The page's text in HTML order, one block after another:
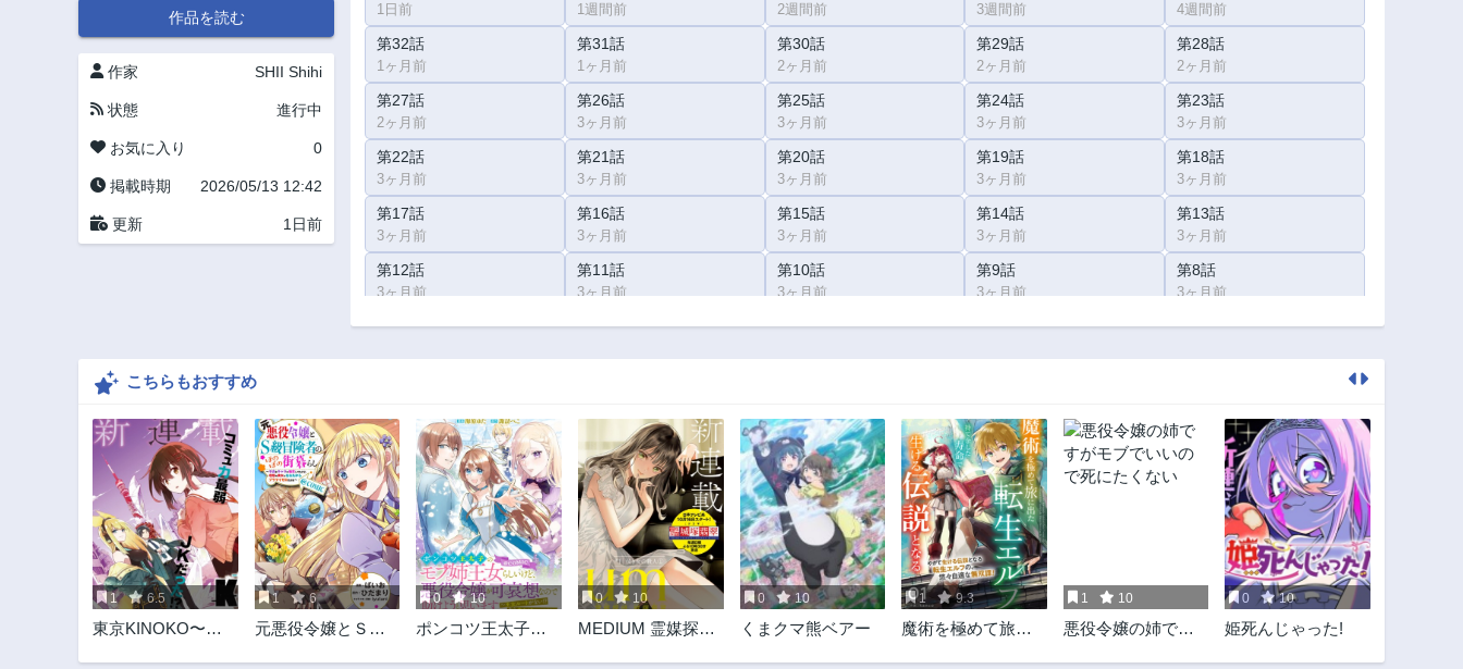
作品を読む
作家 SHII Shihi
状態 進行中
お気に入り 0
掲載時期 2026/05/13 12:42
更新 1日前
1日前 1週間前 2週間前 3週間前 4週間前
第32話
1ヶ月前
第31話
1ヶ月前
第30話
2ヶ月前
第29話
2ヶ月前
第28話
2ヶ月前
第27話
2ヶ月前
第26話
3ヶ月前
第25話
3ヶ月前
第24話
3ヶ月前
第23話
3ヶ月前
第22話
3ヶ月前
第21話
3ヶ月前
第20話
3ヶ月前
第19話
3ヶ月前
第18話
3ヶ月前
第17話
3ヶ月前
第16話
3ヶ月前
第15話
3ヶ月前
第14話
3ヶ月前
第13話
3ヶ月前
第12話
3ヶ月前
第11話
3ヶ月前
第10話
3ヶ月前
第9話
3ヶ月前
第8話
3ヶ月前
第7話 第6話 第5話 第4話 第3話
こちらもおすすめ
1 6.5
東京KINOKO〜世
1 6
元悪役令嬢とＳ級
0 10
ポンコツ王太子の
0 10
MEDIUM 霊媒探偵
0 10
くまクマ熊ベアー
1 9.3
魔術を極めて旅に
1 10
悪役令嬢の姉です
0 10
姫死んじゃった!